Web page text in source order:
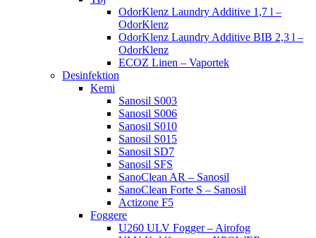
OdorKlenz Laundry Additive 1,7 l –
OdorKlenz
OdorKlenz Laundry Additive BIB 2,3 l –
OdorKlenz
ECOZ Linen – Vaportek
Desinfektion
Kemi
Sanosil S003
Sanosil S006
Sanosil S010
Sanosil S015
Sanosil SD7
Sanosil SFS
SanoClean AR – Sanosil
SanoClean Forte S – Sanosil
Actizone F5
Foggere
U260 ULV Fogger – Airofog